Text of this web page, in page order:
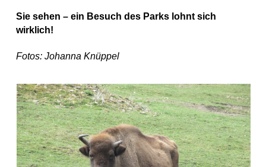
Sie sehen – ein Besuch des Parks lohnt sich
wirklich!
Fotos: Johanna Knüppel